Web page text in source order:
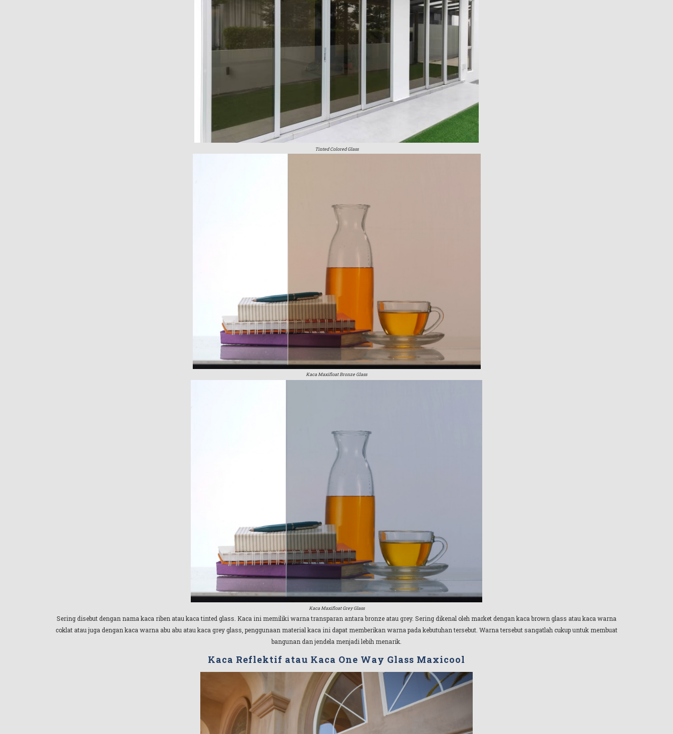
Tinted Colored Glass
Kaca Maxifloat Bronze Glass
Kaca Maxifloat Grey Glass
Sering disebut dengan nama kaca riben atau kaca tinted glass. Kaca ini memiliki warna transparan antara bronze atau grey. Sering dikenal oleh market dengan kaca brown glass atau kaca warna
coklat atau juga dengan kaca warna abu abu atau kaca grey glass, penggunaan material kaca ini dapat memberikan warna pada kebutuhan tersebut. Warna tersebut sangatlah cukup untuk membuat
bangunan dan jendela menjadi lebih menarik.
Kaca Reflektif atau Kaca One Way Glass Maxicool